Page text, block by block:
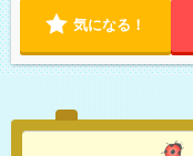
気になる！